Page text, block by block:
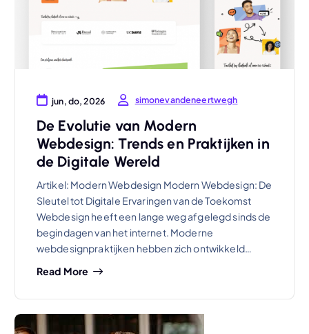
jun, do, 2026 simonevandeneertwegh
De Evolutie van Modern
Webdesign: Trends en Praktijken in
de Digitale Wereld
Artikel: Modern Webdesign Modern Webdesign: De
Sleutel tot Digitale Ervaringen van de Toekomst
Webdesign heeft een lange weg afgelegd sinds de
begindagen van het internet. Moderne
webdesignpraktijken hebben zich ontwikkeld…
Read More